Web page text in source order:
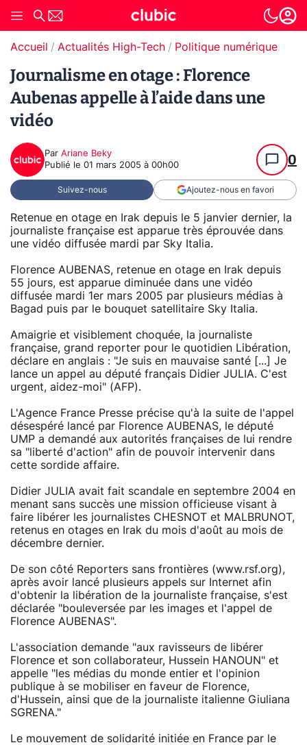
Accueil Actualités High-Tech Politique numérique
Journalisme en otage : Florence
Aubenas appelle à l’aide dans une
vidéo
Par Ariane Beky
Publié le 01 mars 2005 à 00h00 0
Suivez-nous Ajoutez-nous en favori
Retenue en otage en Irak depuis le 5 janvier dernier, la
journaliste française est apparue très éprouvée dans
une vidéo diffusée mardi par Sky Italia.
Florence AUBENAS, retenue en otage en Irak depuis
55 jours, est apparue diminuée dans une vidéo
diffusée mardi 1er mars 2005 par plusieurs médias à
Bagad puis par le bouquet satellitaire Sky Italia.
Amaigrie et visiblement choquée, la journaliste
française, grand reporter pour le quotidien Libération,
déclare en anglais : "Je suis en mauvaise santé [...] Je
lance un appel au député français Didier JULIA. C'est
urgent, aidez-moi" (AFP).
L'Agence France Presse précise qu'à la suite de l'appel
désespéré lancé par Florence AUBENAS, le député
UMP a demandé aux autorités françaises de lui rendre
sa "liberté d'action" afin de pouvoir intervenir dans
cette sordide affaire.
Didier JULIA avait fait scandale en septembre 2004 en
menant sans succès une mission officieuse visant à
faire libérer les journalistes CHESNOT et MALBRUNOT,
retenus en otages en Irak du mois d'août au mois de
décembre dernier.
De son côté Reporters sans frontières (www.rsf.org),
après avoir lancé plusieurs appels sur Internet afin
d'obtenir la libération de la journaliste française, s'est
déclarée "bouleversée par les images et l'appel de
Florence AUBENAS".
L'association demande "aux ravisseurs de libérer
Florence et son collaborateur, Hussein HANOUN" et
appelle "les médias du monde entier et l'opinion
publique à se mobiliser en faveur de Florence,
d'Hussein, ainsi que de la journaliste italienne Giuliana
SGRENA."
Le mouvement de solidarité initiée en France par le